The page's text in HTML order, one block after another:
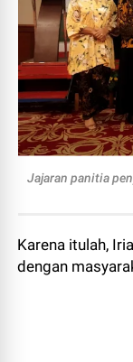
Jajaran panitia
Karena itulah,
dengan